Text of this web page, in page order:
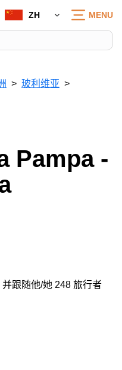
ZH MENU
玻利维亚
Pampa -
并跟随他/她 248 旅行者